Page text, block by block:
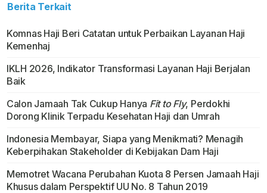
Berita Terkait
Komnas Haji Beri Catatan untuk Perbaikan Layanan Haji
Kemenhaj
IKLH 2026, Indikator Transformasi Layanan Haji Berjalan
Baik
Calon Jamaah Tak Cukup Hanya Fit to Fly, Perdokhi
Dorong Klinik Terpadu Kesehatan Haji dan Umrah
Indonesia Membayar, Siapa yang Menikmati? Menagih
Keberpihakan Stakeholder di Kebijakan Dam Haji
Memotret Wacana Perubahan Kuota 8 Persen Jamaah Haji
Khusus dalam Perspektif UU No. 8 Tahun 2019